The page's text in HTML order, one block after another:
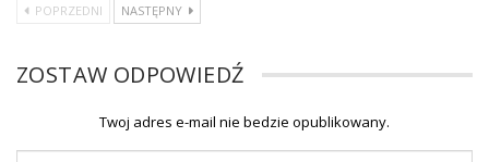
POPRZEDNI NASTĘPNY
ZOSTAW ODPOWIEDŹ
Twoj adres e-mail nie bedzie opublikowany.